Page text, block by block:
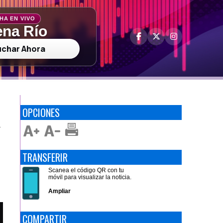
EN VIVO
Río
Ahora
OPCIONES
TRANSFERIR
Scanea el código QR con tu
móvil para visualizar la noticia.
Ampliar
COMPARTIR